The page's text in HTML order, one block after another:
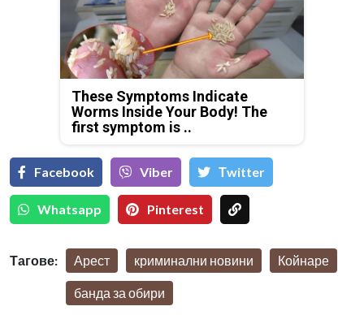
These Symptoms Indicate
Worms Inside Your Body! The
first symptom is ..
Facebook Viber Тwitter
Whatsapp Pinterest
Тагове: Арест криминални новини Койнаре
банда за обири